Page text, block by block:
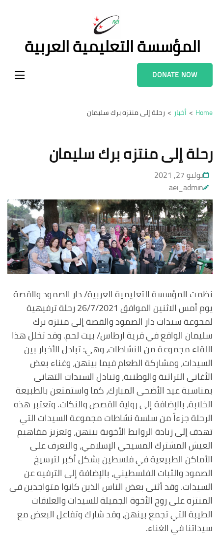
Enter)
المؤسسة التعليمية العربية
DONATE NOW
Home
>أخبار > رحلة إلى منتزه برك سليمان
رحلة إلى منتزه برك سليمان
يوليو 27, 2021
aei_admin
نظمت المؤسسة التعليمية العربية/ دار الصمود والقصة
يوم أمس الاثنين الموافق 26/7/2021 رحلة ترفيهية
لمجوعة سيدات دار الصمود والقصة إلى منتزه برك
سليمان الواقع في قرية ارطاس/ بيت لحم. وقد تخلل هذا
اللقاء مجموعة من النشاطات، وهي: تبادل الأخبار بين
السيدات، ومشاركة الطعام فيما بينهن، وغناء بعض
الأغاني التراثية والوطنية، وتبادل السيدات التهاني
بمناسبة عيد الأضحى المبارك، كما واستمتعن بالطبيعة
الخلابة، بالإضافة إلى رواية القصص والنكات. وتعتبر هذه
الرحلة جزءاً من سلسة نشاطات مجموعة السيدات التي
تهدف إلى زيادة الروابط الأخوية بينهن، وتعزيز مفاهيم
العيش المشترك المسيحي الإسلامي، والتعرف على
الأماكن الطبيعية في فلسطين بشكل أكبر لترسيخ
الصمود والثبات الفلسطيني، بالإضافة إلى الترفيه عن
السيدات. وقد أثنى بعض الناس الذين كانوا متواجدين في
المنتزه على روح الأخوة الجميلة للسيدات والعلاقات
الطيبة التي تجمع بينهن، وقد شارك وتفاعل البعض مع
سيداتنا في الغناء.